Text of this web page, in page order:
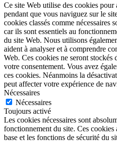
Ce site Web utilise des cookies
pendant que vous naviguez sur le
cookies classés comme nécessaires
car ils sont essentiels au
du site Web. Nous utilisons
aident à analyser et à comprendre
Web. Ces cookies ne seront stockés
votre consentement. Vous avez
ces cookies. Néanmoins la
peut affecter votre expérience de
Nécessaires
Nécessaires
Toujours activé
Les cookies nécessaires sont
fonctionnement du site. Ces cookies
base et les fonctions de sécurité du